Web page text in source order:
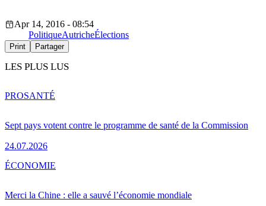
Apr 14, 2016 - 08:54
PolitiqueAutricheÉlections
Print Partager
LES PLUS LUS
Sept pays votent contre le programme de santé de la Commission
24.07.2026
PROSANTÉ
Merci la Chine : elle a sauvé l’économie mondiale
ÉCONOMIE